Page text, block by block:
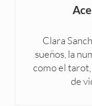
Clara
sueños, la
como el
de